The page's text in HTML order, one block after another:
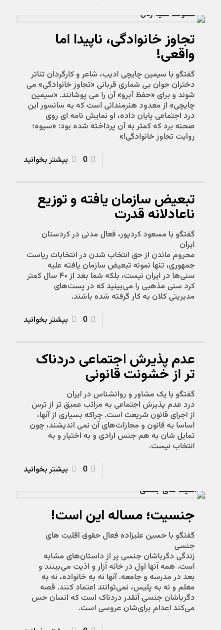
تجاوز خانوادگی، ناپیدا اما
واقعی!
گفتگو با سیمین چایچی ادیب، شاعر و کارگردان تئاتر
دختران جوان بی شماری قربانی «تجاوز خانوادگی» می
شوند و برای «حفظ آبرو» آن را می پوشانند. «سیمین
چایچی» از معدود هنرمندانی است که به سانسور این
درد اجتماعی پایان داده، او نمایش نامه ای روی
صحنه برد که کمتر به آن پرداخته شده بود: «سیوه؛
روایت تجاوز خانوادگی!»
0
بیشتر بخوانید
تبعیض سازمان یافته و توزیع
ناعادلانه قدرت
گفتگو با مسعود کردپور، فعال مدنی در کردستان
ایران
محروم ماندن از حق انتخاب شدن در انتخابات ریاست
جمهوری، تنها نمونه تبعیض سازمان یافته علیه
سنی‌ها در ایران نیست، بلکه شما بعد از ۴۰ سال کمتر
کرد سنی مذهبی را می‌بینید که در پست‌های
مدیریتی کلان به کار گرفته شده باشند.
0
بیشتر بخوانید
عدم پذیرش اجتماعی دردناک
تر از خشونت قانونی
گفتگو با یک مشاور و روانشناس در ایران
درد عدم پذیرش اجتماعی به مراتب عمیق تر از ترس
از اجرای قانون شریعت است. چراکه بسیاری از آنها،
اساسا به قانون و مجازات‌های آن نمی اندیشند، چون
تمایل شان به هم جنس ارادی و به اختیار و به
انتخاب نیست.
0
بیشتر بخوانید
جنسیت؛ مساله این است!
گفتگو با حسین علیزاده فعال حقوق اقلیت های
جنسی
زندگی دگرباشان جنسی پر از داستان‌های مشابه
است. همه آنها اول در خانه آزار و اذیت می‌بینند و
بعد در مدرسه و جامعه. آنها نه به خانواده، نه به
معلم و نه به پلیس، نمی‌توانند اعتماد کنند. قصه
دگرباشان جنسی آنقدر دردناک است که انسان حس
می‌کند اعدام برای‌شان عروسی است.